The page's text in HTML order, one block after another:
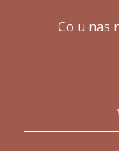
Co u nas